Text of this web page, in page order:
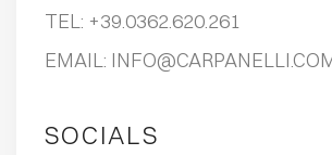
TEL: +39.0362.620.261
EMAIL:
SOCIALS